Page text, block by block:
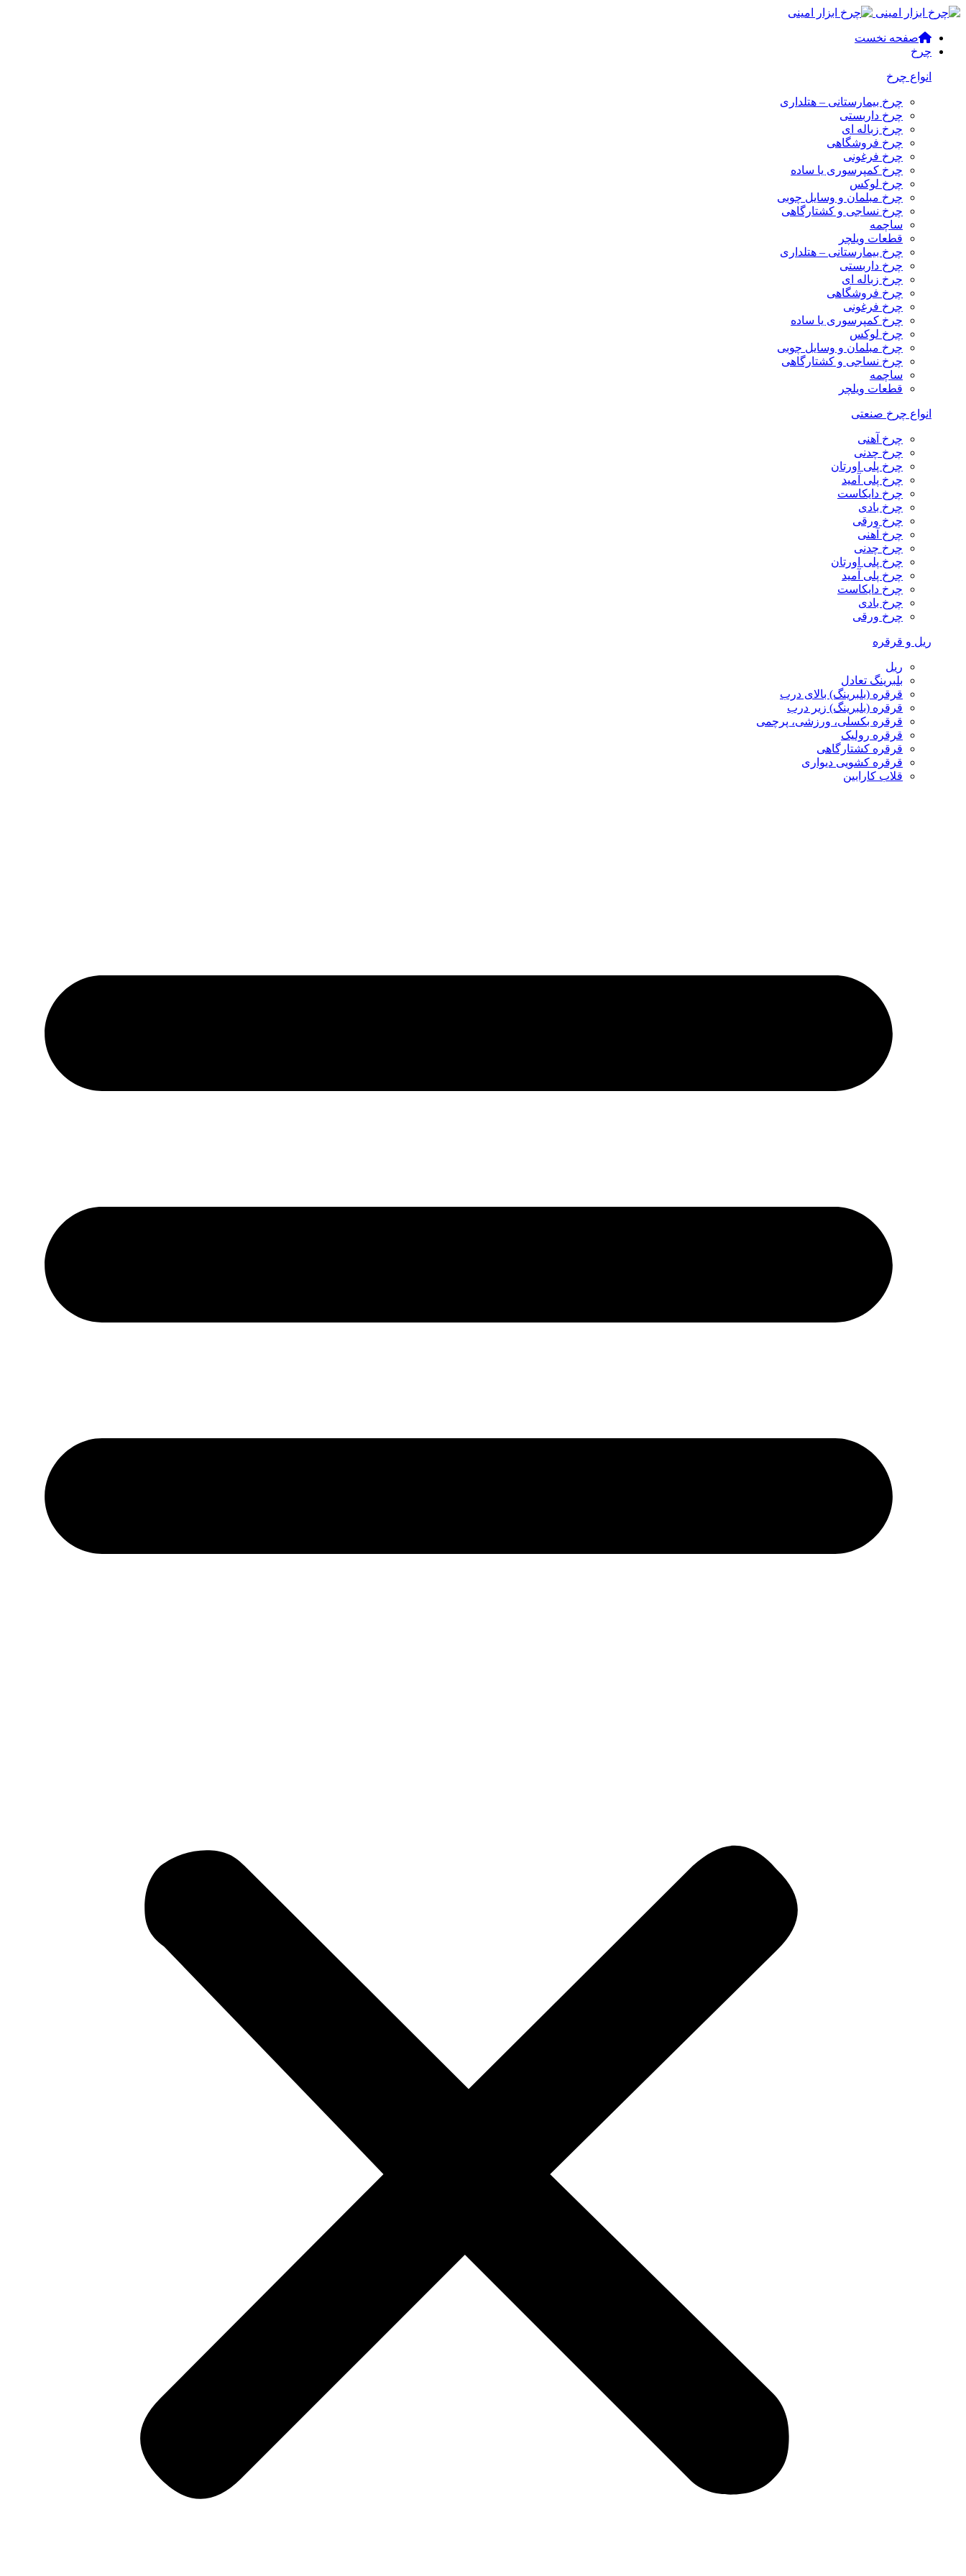
صفحه نخست
چرخ
انواع چرخ
چرخ بیمارستانی – هتلداری
چرخ داربستی
چرخ زباله ای
چرخ فروشگاهی
چرخ فرغونی
چرخ کمپرسوری یا ساده
چرخ لوکس
چرخ مبلمان و وسایل چوبی
چرخ نساجی و کشتارگاهی
ساچمه
قطعات ویلچر
چرخ بیمارستانی – هتلداری
چرخ داربستی
چرخ زباله ای
چرخ فروشگاهی
چرخ فرغونی
چرخ کمپرسوری یا ساده
چرخ لوکس
چرخ مبلمان و وسایل چوبی
چرخ نساجی و کشتارگاهی
ساچمه
قطعات ویلچر
انواع چرخ صنعتی
چرخ آهنی
چرخ چدنی
چرخ پلی اورتان
چرخ پلی آمید
چرخ دایکاست
چرخ بادی
چرخ ورقی
چرخ آهنی
چرخ چدنی
چرخ پلی اورتان
چرخ پلی آمید
چرخ دایکاست
چرخ بادی
چرخ ورقی
ریل و قرقره
ریل
بلبرینگ تعادل
قرقره (بلبرینگ) بالای درب
قرقره (بلبرینگ) زیر درب
قرقره بکسلی، ورزشی، پرچمی
قرقره رولیک
قرقره کشتارگاهی
قرقره کشویی دیواری
قلاب کارابین